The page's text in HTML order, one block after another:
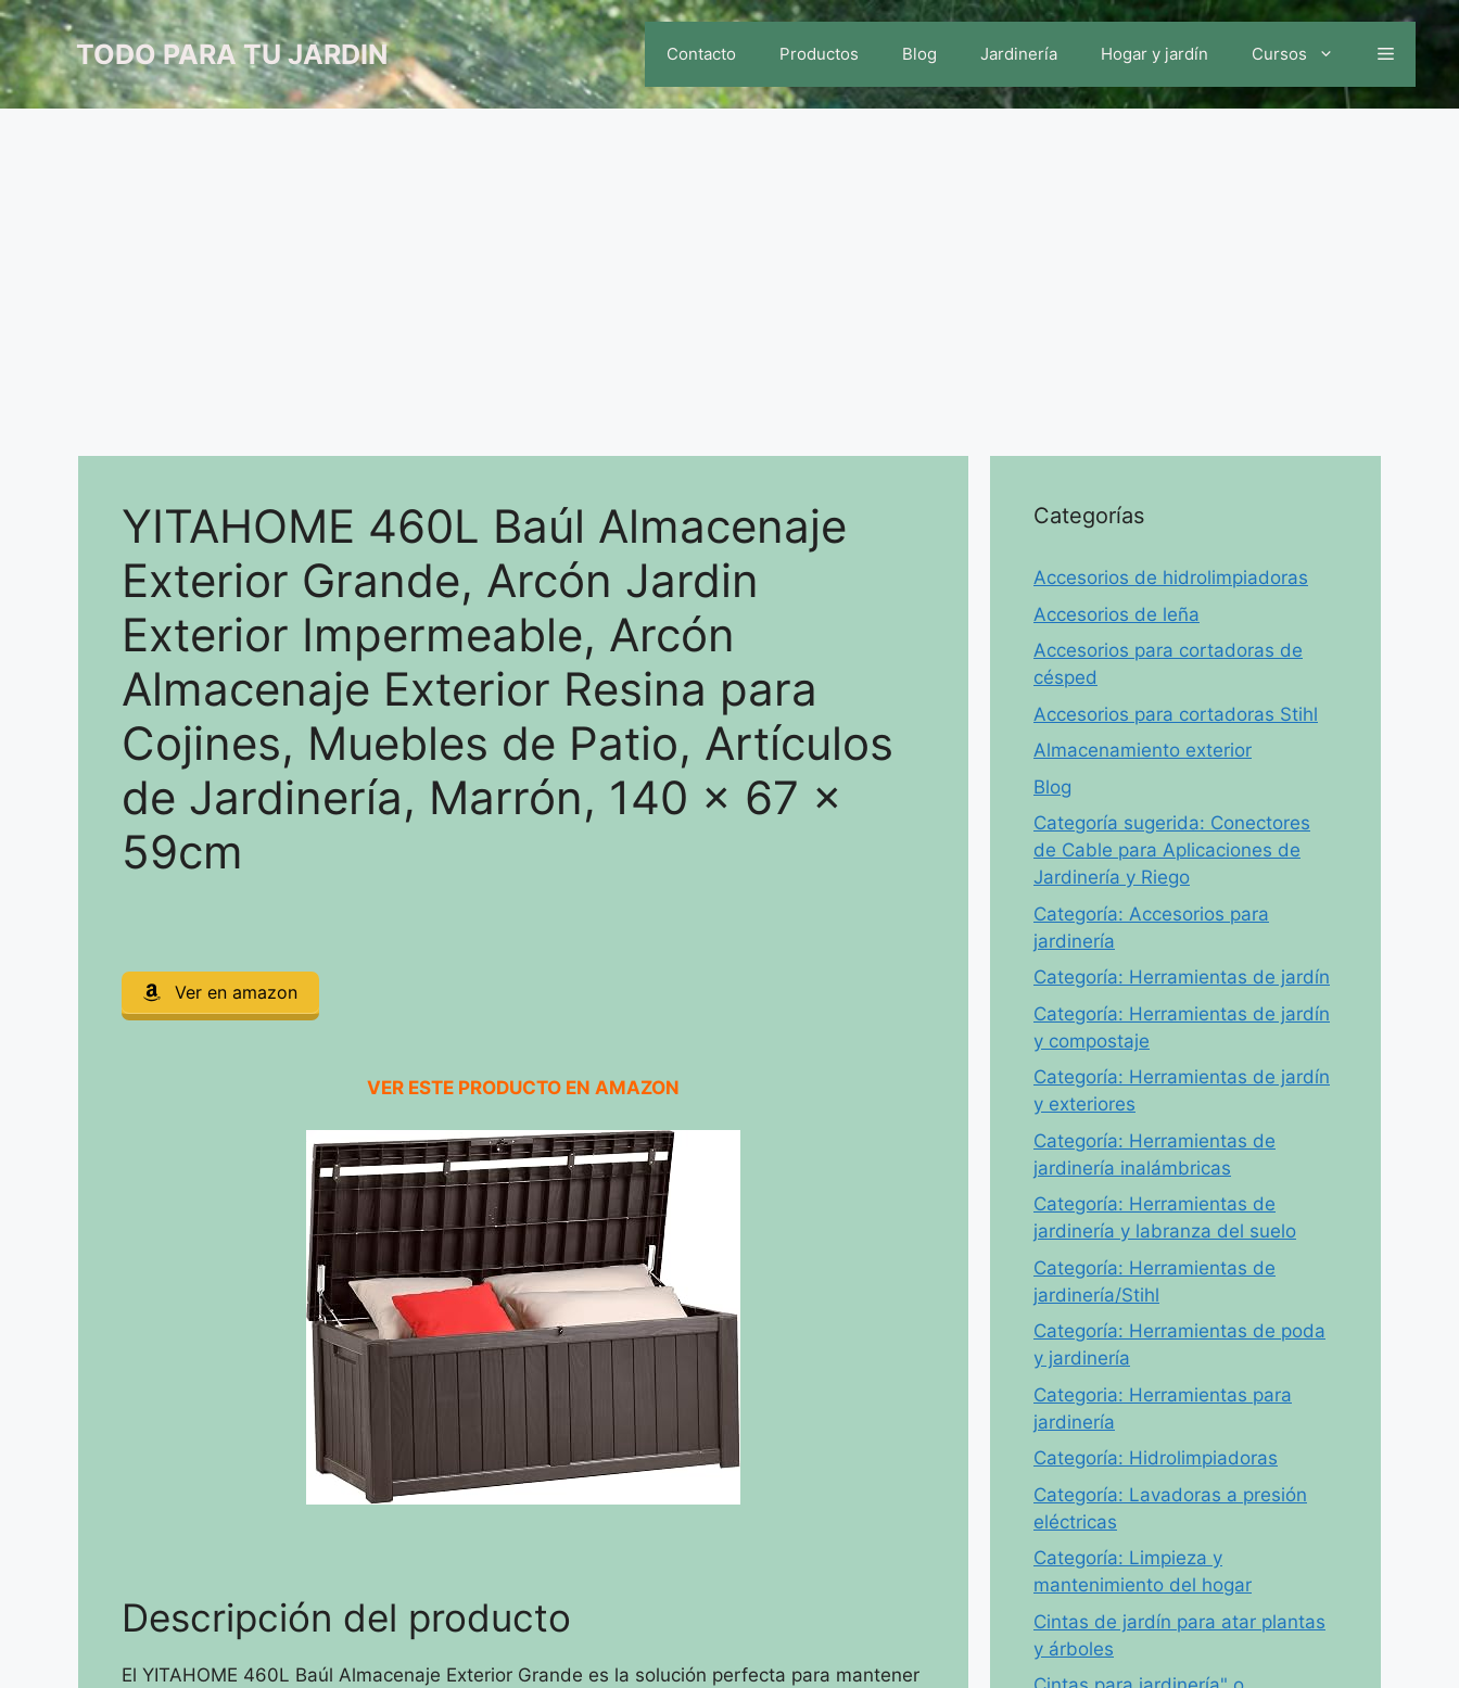
Saltar
al
contenidoTODO PARA TU JARDIN Contacto Productos Blog Jardinería Hogar y jardín Cursos
YITAHOME 460L Baúl Almacenaje
Exterior Grande, Arcón Jardin
Exterior Impermeable, Arcón
Almacenaje Exterior Resina para
Cojines, Muebles de Patio, Artículos
de Jardinería, Marrón, 140 x 67 x
59cm
Ver en amazon
VER ESTE PRODUCTO EN AMAZON
Descripción del producto
El YITAHOME 460L Baúl Almacenaje Exterior Grande es la solución perfecta para mantener
Categorías
Accesorios de hidrolimpiadoras
Accesorios de leña
Accesorios para cortadoras de
césped
Accesorios para cortadoras Stihl
Almacenamiento exterior
Blog
Categoría sugerida: Conectores
de Cable para Aplicaciones de
Jardinería y Riego
Categoría: Accesorios para
jardinería
Categoría: Herramientas de jardín
Categoría: Herramientas de jardín
y compostaje
Categoría: Herramientas de jardín
y exteriores
Categoría: Herramientas de
jardinería inalámbricas
Categoría: Herramientas de
jardinería y labranza del suelo
Categoría: Herramientas de
jardinería/Stihl
Categoría: Herramientas de poda
y jardinería
Categoria: Herramientas para
jardinería
Categoría: Hidrolimpiadoras
Categoría: Lavadoras a presión
eléctricas
Categoría: Limpieza y
mantenimiento del hogar
Cintas de jardín para atar plantas
y árboles